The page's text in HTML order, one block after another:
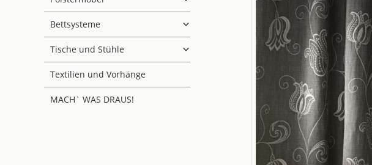
Bettsysteme
Tische und Stühle
Textilien und Vorhänge
MACH` WAS DRAUS!